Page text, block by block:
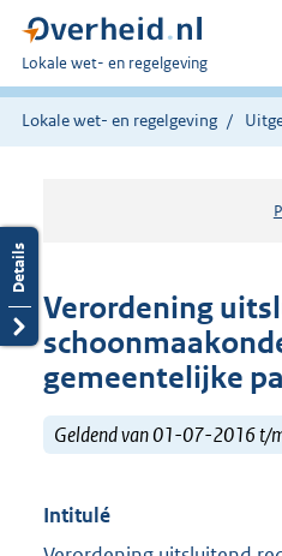
U
bent
hier:
Lokale wet- en regelgeving
Lokale wet- en regelgeving
Verordening
gemeentelijke
Geldend van 01-07-2016 t/
Intitulé